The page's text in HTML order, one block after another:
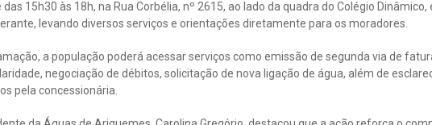
15h30 às 18h, na Rua Corbélia, nº 2615, ao lado da quadra do Colégio
levando diversos serviços e orientações diretamente para os moradores.
a população poderá acessar serviços como emissão de segunda via de
negociação de débitos, solicitação de nova ligação de água, além de
pela concessionária.